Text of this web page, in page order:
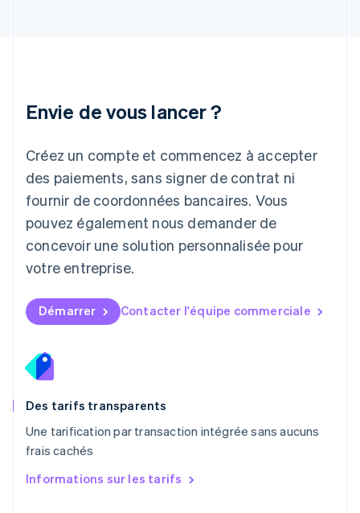
Envie de vous lancer ?
Créez un compte et commencez à accepter
des paiements, sans signer de contrat ni
fournir de coordonnées bancaires. Vous
pouvez également nous demander de
concevoir une solution personnalisée pour
votre entreprise.
Démarrer Contacter l'équipe commerciale
Des tarifs transparents
Une tarification par transaction intégrée sans aucuns
frais cachés
Informations sur les tarifs
Deutsch English
Luxembourg
FrançaisDeutsch English
Malaisie
English 简体中文
Malte
English
EspañolEnglish
English
Nouvelle-Zélande
Pays-Bas
Nederlands
English
PortuguêsEnglish
R.A.S. de Hong Kong, Chine
English